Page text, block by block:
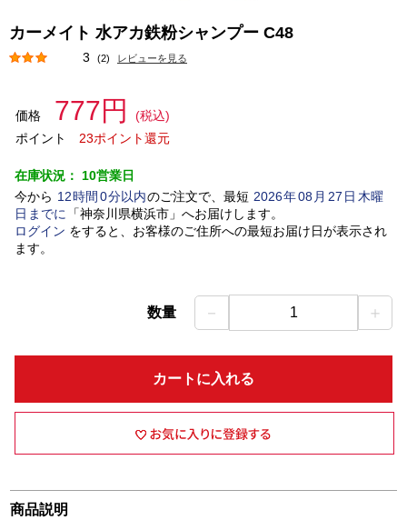
カーメイト 水アカ鉄粉シャンプー C48
3 (2) レビューを見る
価格 777円
(税込)
ポイント
23ポイント還元
在庫状況： 10営業日
今から 12時間 0分以内のご注文で、最短 2026年08 月 27 日木曜
日 までに 「神奈川県横浜市」 へお届けします。
ログイン をすると、お客様のご住所への最短お届け日が表示され
ます。
数量 － 1 ＋
カートに入れる
商品説明